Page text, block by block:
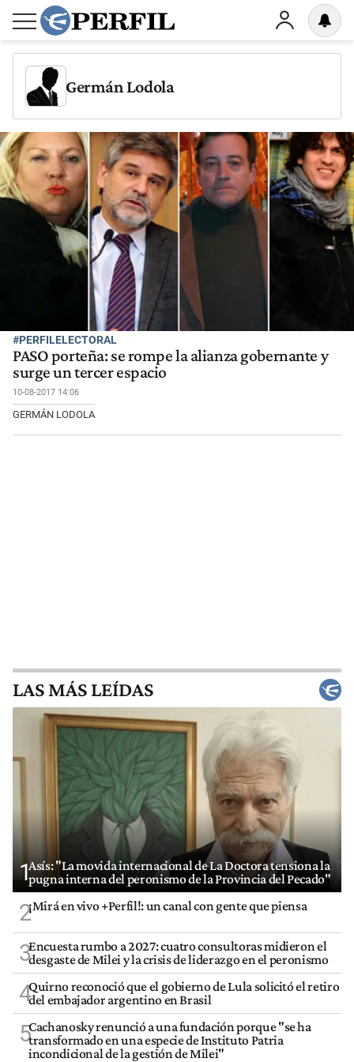
Germán Lodola
#PERFILELECTORAL
PASO porteña: se rompe la alianza gobernante y
surge un tercer espacio
10-08-2017 14:06
GERMÁN LODOLA
LAS MÁS LEÍDAS
1Asís: "La movida internacional de La Doctora tensiona la
pugna interna del peronismo de la Provincia del Pecado"
2¡Mirá en vivo +Perfil!: un canal con gente que piensa
3Encuesta rumbo a 2027: cuatro consultoras midieron el
desgaste de Milei y la crisis de liderazgo en el peronismo
4Quirno reconoció que el gobierno de Lula solicitó el retiro
del embajador argentino en Brasil
5Cachanosky renunció a una fundación porque "se ha
transformado en una especie de Instituto Patria
incondicional de la gestión de Milei"